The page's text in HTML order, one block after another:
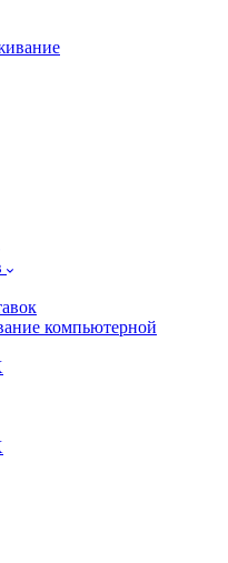
компьютерной